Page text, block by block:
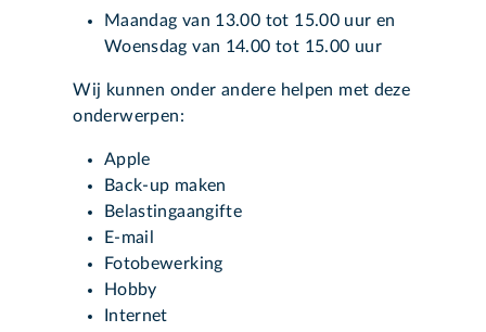
Maandag van 13.00 tot 15.00 uur en
Woensdag van 14.00 tot 15.00 uur
Wij kunnen onder andere helpen met deze
onderwerpen:
Apple
Back-up maken
Belastingaangifte
E-mail
Fotobewerking
Hobby
Internet